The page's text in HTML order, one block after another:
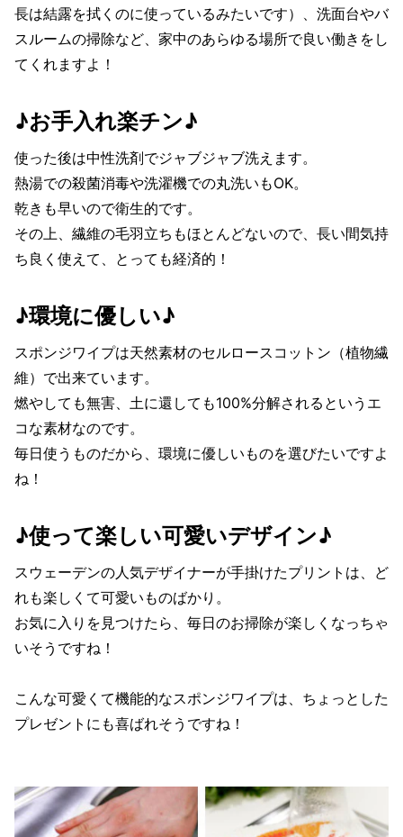
長は結露を拭くのに使っているみたいです）、洗面台やバ
スルームの掃除など、家中のあらゆる場所で良い働きをし
てくれますよ！
♪お手入れ楽チン♪
使った後は中性洗剤でジャブジャブ洗えます。
熱湯での殺菌消毒や洗濯機での丸洗いもOK。
乾きも早いので衛生的です。
その上、繊維の毛羽立ちもほとんどないので、長い間気持
ち良く使えて、とっても経済的！
♪環境に優しい♪
スポンジワイプは天然素材のセルロースコットン（植物繊
維）で出来ています。
燃やしても無害、土に還しても100%分解されるというエ
コな素材なのです。
毎日使うものだから、環境に優しいものを選びたいですよ
ね！
♪使って楽しい可愛いデザイン♪
スウェーデンの人気デザイナーが手掛けたプリントは、ど
れも楽しくて可愛いものばかり。
お気に入りを見つけたら、毎日のお掃除が楽しくなっちゃ
いそうですね！
こんな可愛くて機能的なスポンジワイプは、ちょっとした
プレゼントにも喜ばれそうですね！